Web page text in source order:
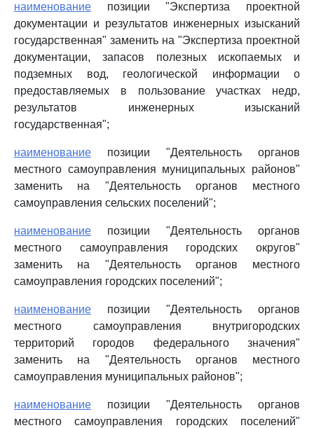
наименование позиции "Экспертиза проектной
документации и результатов инженерных изысканий
государственная" заменить на "Экспертиза проектной
документации, запасов полезных ископаемых и
подземных вод, геологической информации о
предоставляемых в пользование участках недр,
результатов инженерных изысканий
государственная";
наименование позиции "Деятельность органов
местного самоуправления муниципальных районов"
заменить на "Деятельность органов местного
самоуправления сельских поселений";
наименование позиции "Деятельность органов
местного самоуправления городских округов"
заменить на "Деятельность органов местного
самоуправления городских поселений";
наименование позиции "Деятельность органов
местного самоуправления внутригородских
территорий городов федерального значения"
заменить на "Деятельность органов местного
самоуправления муниципальных районов";
наименование позиции "Деятельность органов
местного самоуправления городских поселений"